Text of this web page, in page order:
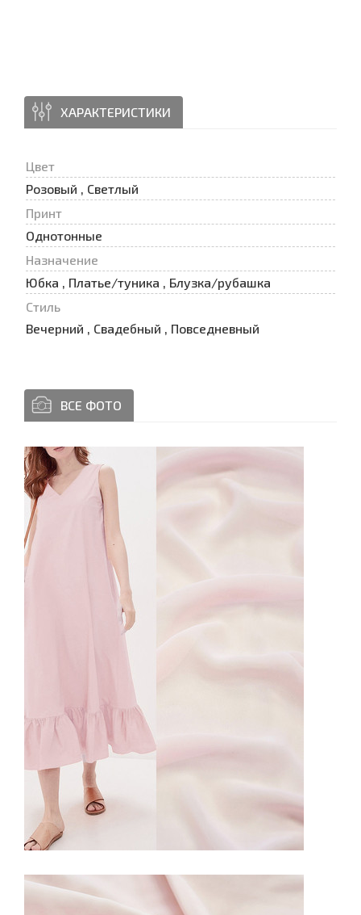
ХАРАКТЕРИСТИКИ
Цвет
Розовый , Светлый
Принт
Oднотонные
Назначение
Юбка , Платье/туника , Блузка/рубашка
Стиль
Вечерний , Свадебный , Повседневный
ВСЕ ФОТО